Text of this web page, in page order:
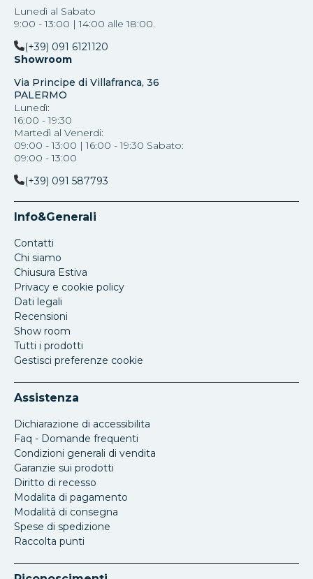
Lunedì al Sabato
9:00 - 13:00 | 14:00 alle 18:00.
(+39) 091 6121120
Showroom
Via Principe di Villafranca, 36
PALERMO
Lunedì:
16:00 - 19:30
Martedì al Venerdi:
09:00 - 13:00 | 16:00 - 19:30 Sabato:
09:00 - 13:00
(+39) 091 587793
Info&Generali
Contatti
Chi siamo
Chiusura Estiva
Privacy e cookie policy
Dati legali
Recensioni
Show room
Tutti i prodotti
Gestisci preferenze cookie
Assistenza
Dichiarazione di accessibilita
Faq - Domande frequenti
Condizioni generali di vendita
Garanzie sui prodotti
Diritto di recesso
Modalita di pagamento
Modalità di consegna
Spese di spedizione
Raccolta punti